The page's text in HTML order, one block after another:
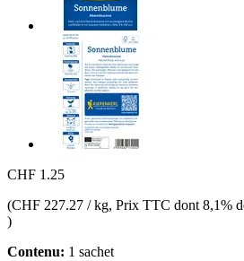
CHF 1.25
(CHF 227.27 / kg, Prix TTC dont 8,1%
)
Contenu: 1 sachet